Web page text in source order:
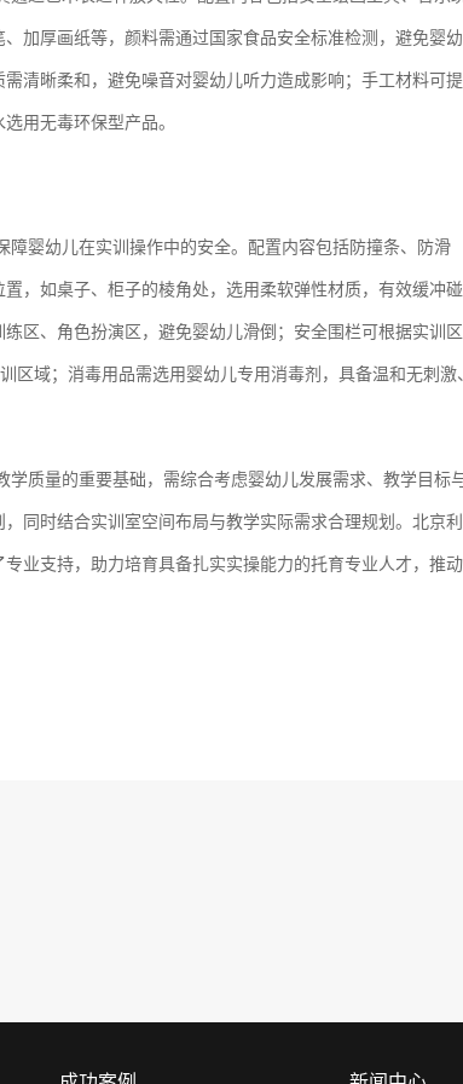
加厚画纸等，颜料需通过国家食品安全标准检测，避免婴幼
清晰柔和，避免噪音对婴幼儿听力造成影响；手工材料可提
用无毒环保型产品。
婴幼儿在实训操作中的安全。配置内容包括防撞条、防滑
，如桌子、柜子的棱角处，选用柔软弹性材质，有效缓冲碰
区、角色扮演区，避免婴幼儿滑倒；安全围栏可根据实训区
区域；消毒用品需选用婴幼儿专用消毒剂，具备温和无刺激
质量的重要基础，需综合考虑婴幼儿发展需求、教学目标
同时结合实训室空间布局与教学实际需求合理规划。北京利
业支持，助力培育具备扎实实操能力的托育专业人才，推动